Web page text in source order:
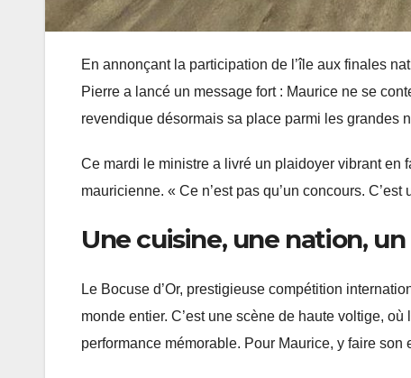
En annonçant la participation de l’île aux finales
Pierre a lancé un message fort : Maurice ne se
revendique désormais sa place parmi les grandes
Ce mardi le ministre a livré un plaidoyer vibrant
mauricienne. « Ce n’est pas qu’un concours.
Une cuisine, une nation,
Le Bocuse d’Or, prestigieuse compétition
monde entier. C’est une scène de haute voltige,
performance mémorable. Pour Maurice, y faire son